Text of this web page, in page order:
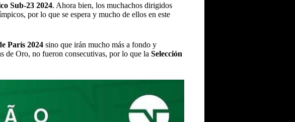
Sub-23 2024. Ahora bien, los muchachos dirigidos
por lo que se espera y mucho de ellos en este
París 2024 sino que irán mucho más a fondo y
de Oro, no fueron consecutivas, por lo que la Selección